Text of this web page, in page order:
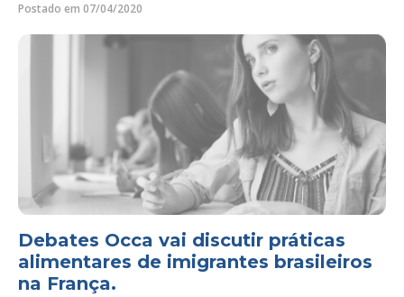
Postado em 07/04/2020
Debates Occa vai discutir práticas
alimentares de imigrantes brasileiros
na França.